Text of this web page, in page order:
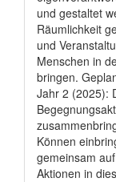
und gestaltet
Räumlichkeit
und
Menschen in
bringen.
Jahr 2 (2025):
Können
gemeinsam
Aktionen in